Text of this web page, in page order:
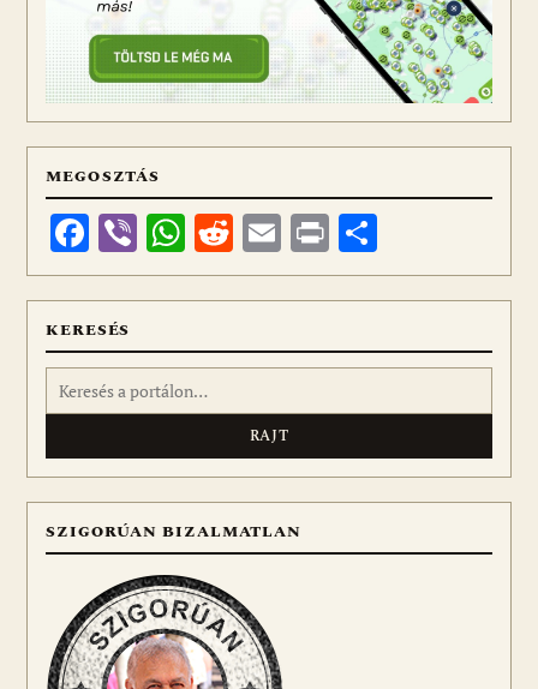
MEGOSZTÁS
Facebook
ViberWhatsApp
Reddit
Email
Print
meg
KERESÉS
Keresés:
SZIGORÚAN BIZALMATLAN